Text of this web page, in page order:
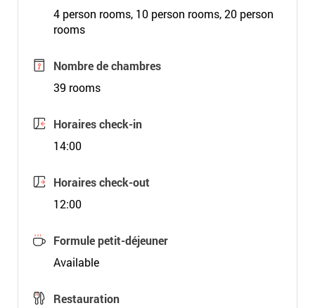
4 person rooms, 10 person rooms, 20 person
rooms
Nombre de chambres
39 rooms
Horaires check-in
14:00
Horaires check-out
12:00
Formule petit-déjeuner
Available
Restauration